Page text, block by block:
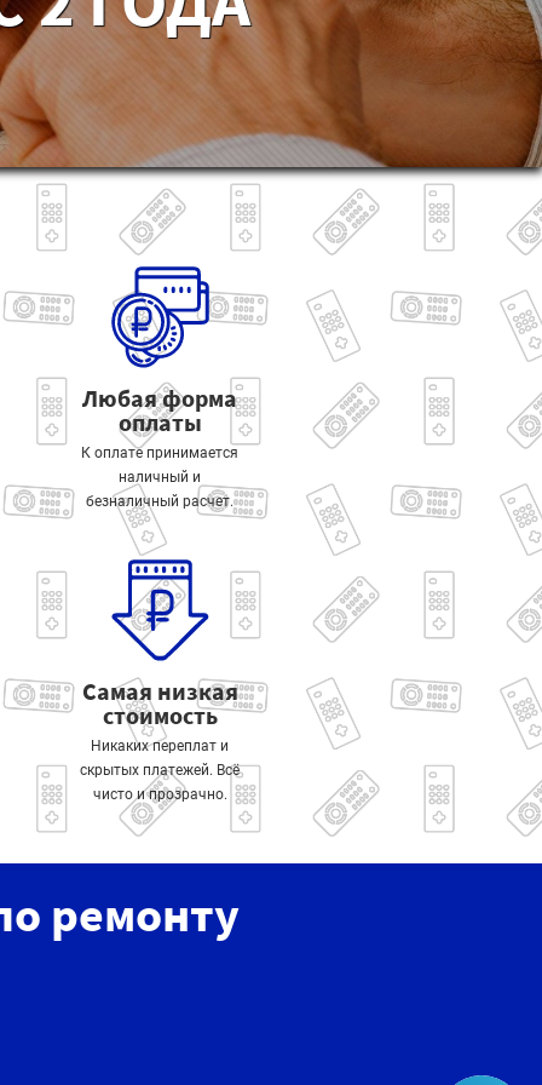
Любая форма
оплаты
К оплате принимается
наличный и
безналичный расчет.
Самая низкая
стоимость
Никаких переплат и
скрытых платежей. Всё
чисто и прозрачно.
ремонту